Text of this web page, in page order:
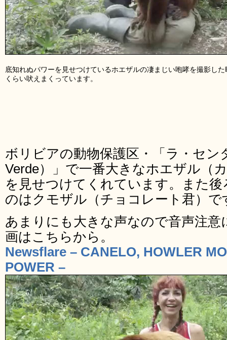
底知れぬパワーを見せつけているホエザルの凄まじい咆哮を撮影し
くらい吠えまくっています。
ボリビアの動物保護区・「ラ・セン
Verde）」で一番大きなホエザル（
を見せつけてくれています。また
のはクモザル（チョコレート君）で
あまりにも大きな声なので音声注
画はこちらから。
Newsflare – CANELO, HOWLER
POWER –